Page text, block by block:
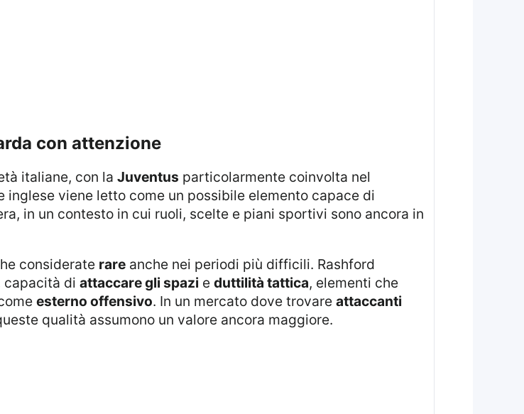
con attenzione
italiane, con la Juventus particolarmente coinvolta nel
viene letto come un possibile elemento capace di
in un contesto in cui ruoli, scelte e piani sportivi sono ancora in
considerate rareanche nei periodi più difficili. Rashford
capacità di attaccare gli spazi e duttilità tattica, elementi che
esterno offensivo. In un mercato dove trovare attaccanti
qualità assumono un valore ancora maggiore.